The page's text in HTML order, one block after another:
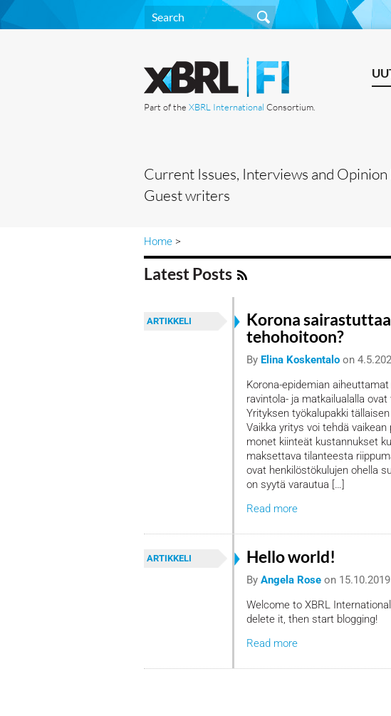
Part of the XBRL International Consortium.
Current Issues, Interviews and
Guest writers
Home >
Latest Posts
ARTIKKELI
Korona
tehohoitoon?
By Elina Koskentalo on
Korona-epidemian
ravintola- ja matkailualalla
Yrityksen työkalupakki
Vaikka yritys voi tehdä
monet kiinteät kustannukset
maksettava tilanteesta
ovat henkilöstökulujen ohella
on syytä varautua […]
Read more
ARTIKKELI Hello world!
By Angela Rose on 15.10.2019
Welcome to XBRL
delete it, then start blogging!
Read more